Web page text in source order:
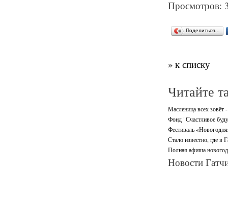
Просмотров:
Поделиться…
» к списку
Читайте
Масленица всех зовёт
Фонд "Счастливое
Фестиваль
Стало известно, где в
Полная афиша
Новости